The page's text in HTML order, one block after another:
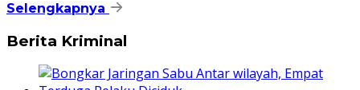
Selengkapnya
Berita Kriminal